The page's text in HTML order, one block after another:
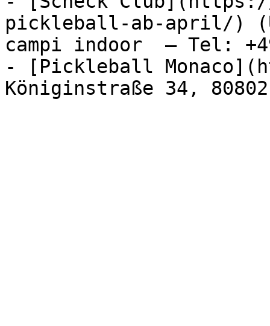
pickleball-ab-april/)
campi indoor  – Tel:
- [Pickleball
Königinstraße 34,